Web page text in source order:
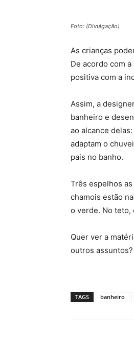
Foto: (Divulgação)
As crianças
De acordo com
positiva com a
Assim, a
banheiro e
ao alcance
adaptam o
pais no banho.
Três espelhos
chamois estão
o verde. No teto,
Quer ver a
outros
TAGS banheiro